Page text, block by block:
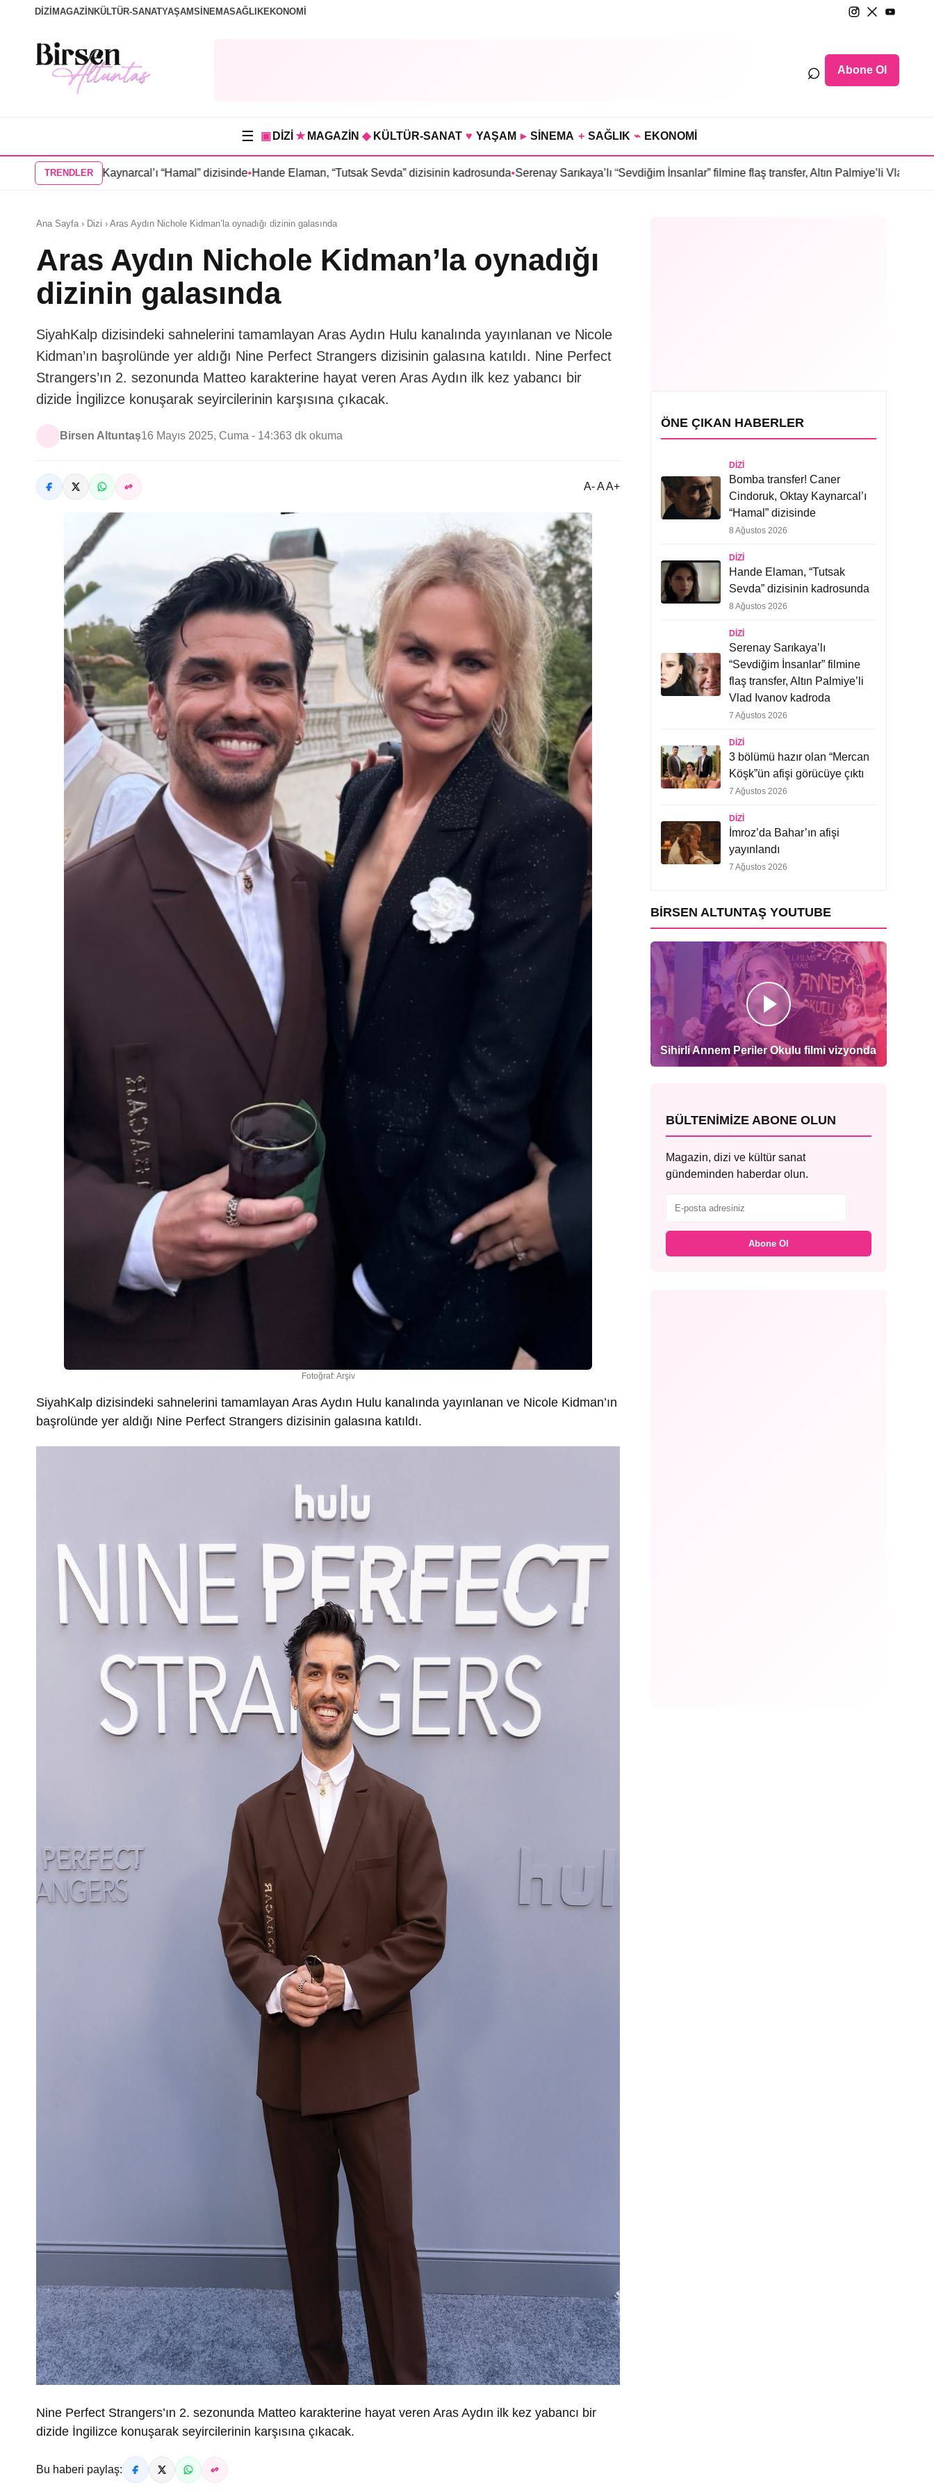
DİZİ MAGAZİN KÜLTÜR-SANATYAŞAMSİNEMASAĞLIKEKONOMİ
⌕ Abone Ol
☰ ▣ DİZİ ★ MAGAZİN ◆ KÜLTÜR-SANAT ♥ YAŞAM ▸ SİNEMA + SAĞLIK ⌁ EKONOMİ
TRENDLER
Oktay Kaynarcal’ı “Hamal” dizisinde• Hande Elaman, “Tutsak Sevda” dizisinin kadrosunda•Serenay Sarıkaya’lı “Sevdiğim İnsanlar” filmine flaş transfer, Altın Palmiye’li Vlad Ivanov kadroda
Ana Sayfa › Dizi › Aras Aydın Nichole Kidman’la oynadığı dizinin galasında
Aras Aydın Nichole Kidman’la oynadığı
dizinin galasında
SiyahKalp dizisindeki sahnelerini tamamlayan Aras Aydın Hulu kanalında yayınlanan ve Nicole
Kidman’ın başrolünde yer aldığı Nine Perfect Strangers dizisinin galasına katıldı. Nine Perfect
Strangers’ın 2. sezonunda Matteo karakterine hayat veren Aras Aydın ilk kez yabancı bir
dizide İngilizce konuşarak seyircilerinin karşısına çıkacak.
Birsen Altuntaş16 Mayıs 2025, Cuma - 14:363 dk okuma
A- A A+
Fotoğraf: Arşiv
SiyahKalp dizisindeki sahnelerini tamamlayan Aras Aydın Hulu kanalında yayınlanan ve Nicole Kidman’ın
başrolünde yer aldığı Nine Perfect Strangers dizisinin galasına katıldı.
Nine Perfect Strangers’ın 2. sezonunda Matteo karakterine hayat veren Aras Aydın ilk kez yabancı bir
dizide İngilizce konuşarak seyircilerinin karşısına çıkacak.
Bu haberi paylaş:
ÖNE ÇIKAN HABERLER
DIZI
Bomba transfer! Caner
Cindoruk, Oktay Kaynarcal’ı
“Hamal” dizisinde
8 Ağustos 2026
DIZI
Hande Elaman, “Tutsak
Sevda” dizisinin kadrosunda
8 Ağustos 2026
DIZI
Serenay Sarıkaya’lı
“Sevdiğim İnsanlar” filmine
flaş transfer, Altın Palmiye’li
Vlad Ivanov kadroda
7 Ağustos 2026
DIZI
3 bölümü hazır olan “Mercan
Köşk”ün afişi görücüye çıktı
7 Ağustos 2026
DIZI
İmroz’da Bahar’ın afişi
yayınlandı
7 Ağustos 2026
BIRSEN ALTUNTAŞ YOUTUBE
Sihirli Annem Periler Okulu filmi vizyonda
BÜLTENIMIZE ABONE OLUN
Magazin, dizi ve kültür sanat
gündeminden haberdar olun.
Abone Ol